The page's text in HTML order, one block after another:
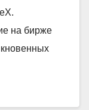
на бирже